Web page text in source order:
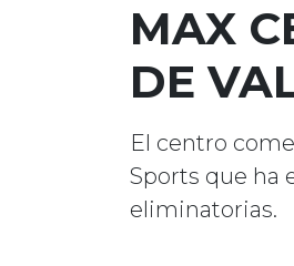
MAX
DE
El centro
Sports que ha
eliminatorias.